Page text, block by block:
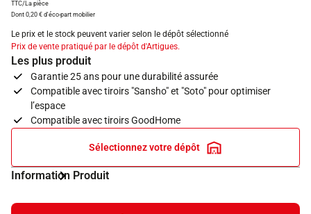
TTC/La pièce
Dont 0,20 € d'éco-part mobilier
Le prix et le stock peuvent varier selon le dépôt sélectionné
Prix de vente pratiqué par le dépôt d'Artigues.
Les plus produit
Garantie 25 ans pour une durabilité assurée
Compatible avec tiroirs "Sansho" et "Soto" pour optimiser
l’espace
Compatible avec tiroirs GoodHome
Sélectionnez votre dépôt
Information Produit